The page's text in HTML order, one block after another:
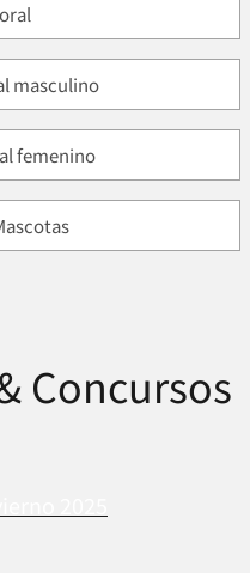
masculino
femenino
Concursos